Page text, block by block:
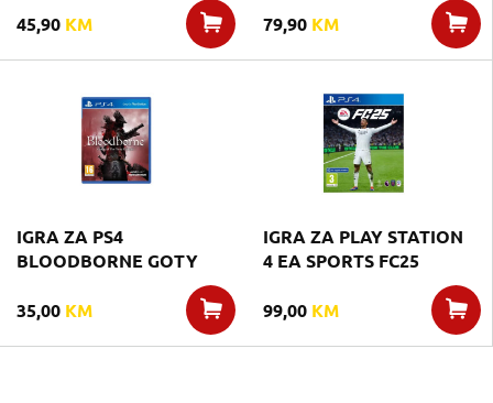
45,90 KM 79,90 KM
IGRA ZA PS4
BLOODBORNE GOTY
35,00 KM
IGRA ZA PLAY STATION
4 EA SPORTS FC25
99,00 KM